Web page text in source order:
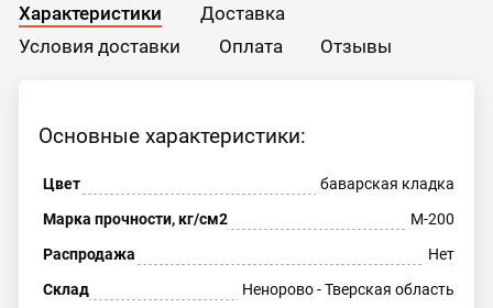
Характеристики
Доставка
Условия доставки
Оплата Отзывы
Основные характеристики:
Цвет
баварская кладка
Марка прочности, кг/см2
М-200
Распродажа
Нет
Склад
Ненорово - Тверская область